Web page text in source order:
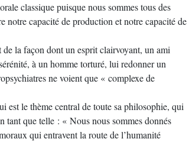
classique puisque nous sommes tous des
notre capacité de production et notre capacité de
la façon dont un esprit clairvoyant, un ami
à un homme torturé, lui redonner un
ne voient que « complexe de
est le thème central de toute sa philosophie, qui
tant que telle : « Nous nous sommes donnés
qui entravent la route de l’humanité